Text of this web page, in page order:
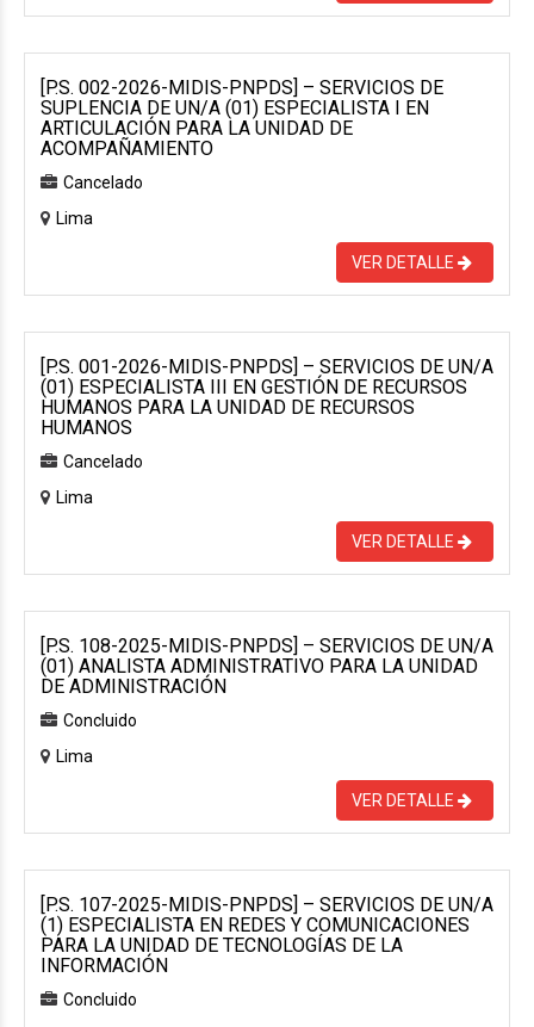
[P.S. 002-2026-MIDIS-PNPDS] – SERVICIOS DE
SUPLENCIA DE UN/A (01) ESPECIALISTA I EN
ARTICULACIÓN PARA LA UNIDAD DE
ACOMPAÑAMIENTO
Cancelado
Lima
VER DETALLE
[P.S. 001-2026-MIDIS-PNPDS] – SERVICIOS DE UN/A
(01) ESPECIALISTA III EN GESTIÓN DE RECURSOS
HUMANOS PARA LA UNIDAD DE RECURSOS
HUMANOS
Cancelado
Lima
VER DETALLE
[P.S. 108-2025-MIDIS-PNPDS] – SERVICIOS DE UN/A
(01) ANALISTA ADMINISTRATIVO PARA LA UNIDAD
DE ADMINISTRACIÓN
Concluido
Lima
VER DETALLE
[P.S. 107-2025-MIDIS-PNPDS] – SERVICIOS DE UN/A
(1) ESPECIALISTA EN REDES Y COMUNICACIONES
PARA LA UNIDAD DE TECNOLOGÍAS DE LA
INFORMACIÓN
Concluido